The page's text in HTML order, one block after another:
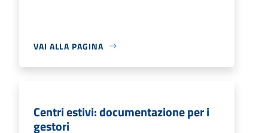
VAI ALLA PAGINA
Centri estivi: documentazione per i
gestori